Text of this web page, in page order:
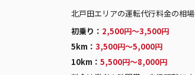
北戸田エリアの運転代行料金の相場
初乗り： 2,500円〜3,500円
5km： 3,500円〜5,000円
10km： 5,500円〜8,000円